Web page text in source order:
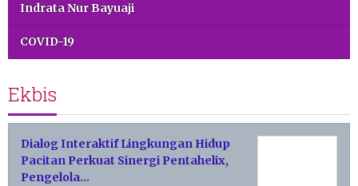
Indrata Nur Bayuaji
COVID-19
Ekbis
Dialog Interaktif Lingkungan Hidup
Pacitan Perkuat Sinergi Pentahelix,
Pengelola…